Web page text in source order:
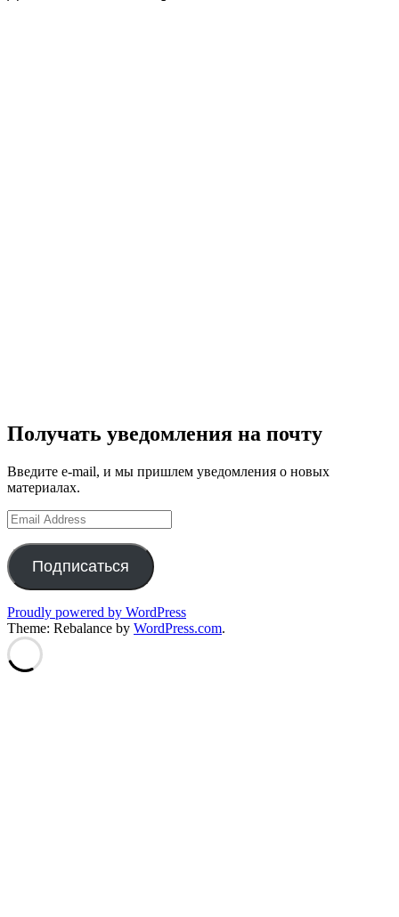
Получать уведомления на почту
Введите e-mail, и мы пришлем уведомления о новых
материалах.
Email
Address
Подписаться
Proudly powered by WordPress
Theme: Rebalance by WordPress.com.